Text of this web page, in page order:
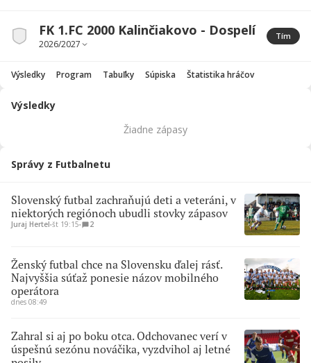
FK 1.FC 2000 Kalinčiakovo - Dospelí Tím
Výsledky Program Tabuľky Súpiska Štatistika hráčov
Výsledky
Žiadne zápasy
Správy z Futbalnetu
Slovenský futbal zachraňujú deti a veteráni, v
niektorých regiónoch ubudli stovky zápasov
Juraj Hertel∙št 19:15∙ 2
Ženský futbal chce na Slovensku ďalej rásť.
Najvyššia súťaž ponesie názov mobilného
operátora
dnes 08:49
Zahral si aj po boku otca. Odchovanec verí v
úspešnú sezónu nováčika, vyzdvihol aj letné